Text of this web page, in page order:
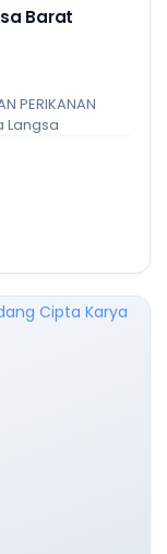
Barat
PERIKANAN
Langsa